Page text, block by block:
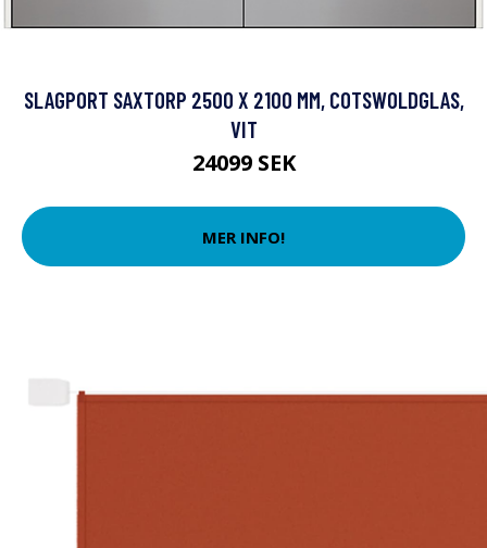
SLAGPORT SAXTORP 2500 X 2100 MM, COTSWOLDGLAS,
VIT
24099 SEK
MER INFO!